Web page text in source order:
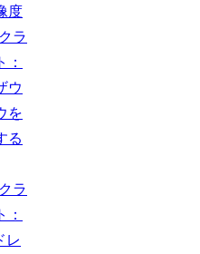
度
ラ
ウ
を
る
ラ
レ